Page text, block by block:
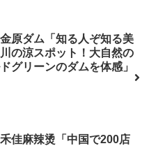
原ダム「知る人ぞ知る美
の涼スポット！大自然の
グリーンのダムを体感」
佳麻辣烫「中国で200店